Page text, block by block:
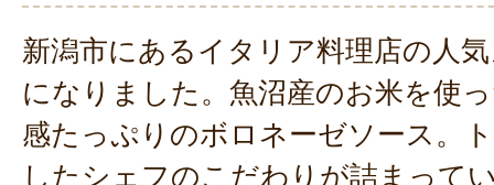
新潟市にあるイタリア料理店の人
になりました。魚沼産のお米を使
感たっぷりのボロネーゼソース。
したシェフのこだわりが詰まって